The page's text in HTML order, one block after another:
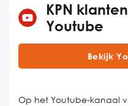
KPN
Youtube
Bekijk
Op het Youtube-kanaal